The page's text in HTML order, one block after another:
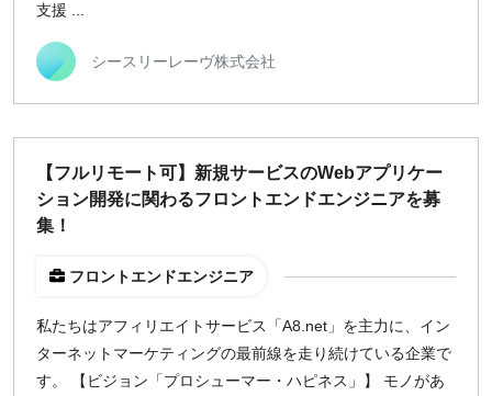
支援 ...
シースリーレーヴ株式会社
【フルリモート可】新規サービスのWebアプリケー
ション開発に関わるフロントエンドエンジニアを募
集！
フロントエンドエンジニア
私たちはアフィリエイトサービス「A8.net」を主力に、イン
ターネットマーケティングの最前線を走り続けている企業で
す。 【ビジョン「プロシューマー・ハピネス」】 モノがあ